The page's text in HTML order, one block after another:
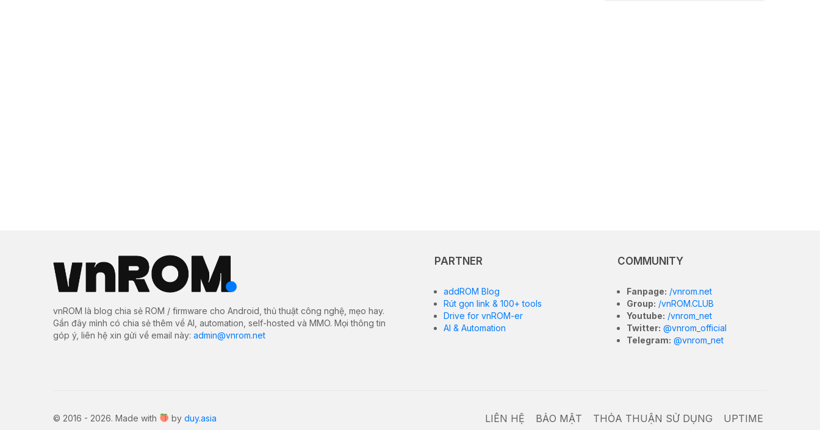
vnROM là blog chia sẻ ROM / firmware cho Android, thủ thuật công nghệ, mẹo hay.
Gần đây mình có chia sẻ thêm về AI, automation, self-hosted và MMO. Mọi thông tin
góp ý, liên hệ xin gửi về email này: admin@vnrom.net
PARTNER
addROM Blog
Rút gọn link & 100+ tools
Drive for vnROM-er
AI & Automation
COMMUNITY
Fanpage: /vnrom.net
Group: /vnROM.CLUB
Youtube: /vnrom_net
Twitter: @vnrom_official
Telegram: @vnrom_net
© 2016 - 2026. Made with by duy.asia LIÊN HỆ BẢO MẬT THỎA THUẬN SỬ DỤNG UPTIME